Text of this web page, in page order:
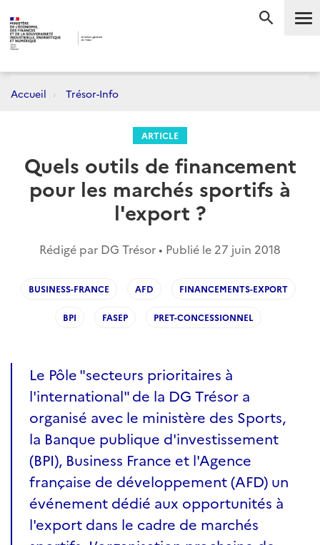
Accueil Trésor-Info
ARTICLE
Quels outils de financement
pour les marchés sportifs à
l'export ?
Rédigé par DG Trésor • Publié le 27 juin 2018
BUSINESS-FRANCE AFD FINANCEMENTS-EXPORT
BPI FASEP PRET-CONCESSIONNEL
Le Pôle "secteurs prioritaires à
l'international" de la DG Trésor a
organisé avec le ministère des Sports,
la Banque publique d'investissement
(BPI), Business France et l'Agence
française de développement (AFD) un
événement dédié aux opportunités à
l'export dans le cadre de marchés